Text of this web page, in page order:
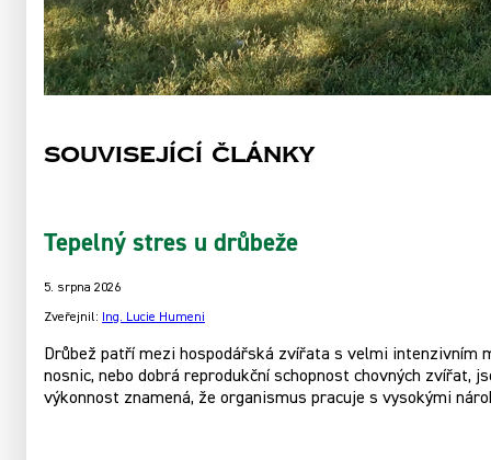
Související články
Tepelný stres u drůbeže
5. srpna 2026
Zveřejnil: Ing. Lucie Humeni
Drůbež patří mezi hospodářská zvířata s velmi intenzivním
nosnic, nebo dobrá reprodukční schopnost chovných zvířat,
výkonnost znamená, že organismus pracuje s vysokými